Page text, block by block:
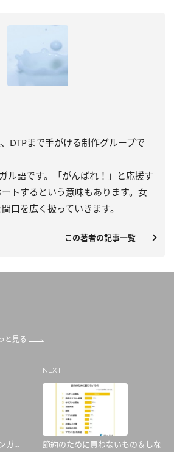
DTPまで手がける制作グループで
ル語です。「がんばれ！」と応援す
トするという意味もあります。女
口を広く扱っていきます。
この著者の記事一覧
と見る
ガ...
NEXT
節約のために買わないもの＆しな